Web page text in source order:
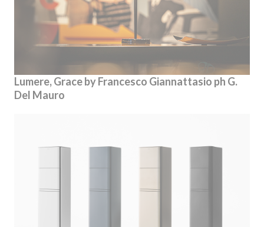
Lumere, Grace by Francesco Giannattasio ph G.
Del Mauro